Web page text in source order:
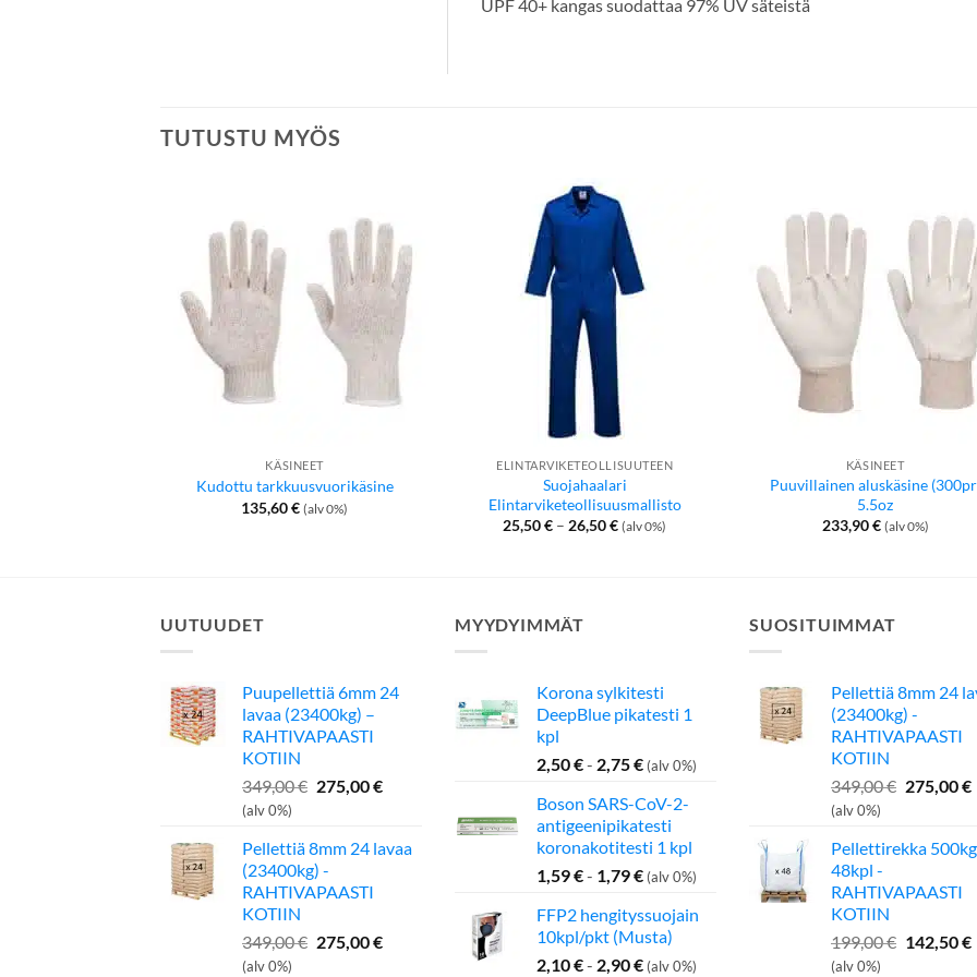
UPF 40+ kangas suodattaa 97% UV säteistä
TUTUSTU MYÖS
KÄSINEET
Kudottu tarkkuusvuorikäsine
135,60€ (alv 0%)
ELINTARVIKETEOLLISUUTEEN
Suojahaalari
Elintarviketeollisuusmallisto
25,50€ – 26,50€Hintaluokka:
25,50 €
(alv 0%)
KÄSINEET
Puuvillainen aluskäsine
5.5oz
233,90€ (alv 0%)
UUTUUDET
Puupellettiä 6mm 24
lavaa (23400kg) –
RAHTIVAPAASTI
KOTIIN
349,00€ Alkuperäinen
349,00 €.
275,00€Nykyinen
275,00 €.
(alv 0%)
Pellettiä 8mm 24 lavaa
(23400kg) -
RAHTIVAPAASTI
KOTIIN
349,00€ Alkuperäinen
275,00€Nykyinen
(alv 0%)
MYYDYIMMÄT
Korona sylkitesti
DeepBlue pikatesti 1
kpl
2,50€- 2,75€ (alv 0%)
Boson SARS-CoV-2-
antigeenipikatesti
koronakotitesti 1 kpl
1,59€- 1,79€ (alv 0%)
FFP2 hengityssuojain
10kpl/pkt (Musta)
2,10€- 2,90€ (alv 0%)
SUOSITUIMMAT
Pellettiä 8mm 24
(23400kg) -
RAHTIVAPAASTI
KOTIIN
349,00€
349,00 €.
275,00€
(alv 0%)
Pellettirekka
48kpl -
RAHTIVAPAASTI
KOTIIN
199,00€ 142,50€
(alv 0%)